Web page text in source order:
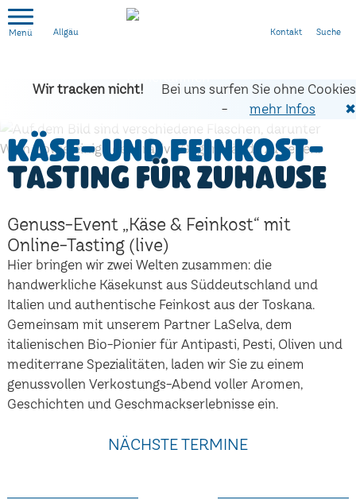
Allgäu
Wir tracken nicht!
Bei uns surfen Sie ohne Cookies
-
mehr Infos ✖
Käse- und Feinkost-
Tasting für zuhause
Genuss-Event „Käse & Feinkost“ mit
Online-Tasting (live)
Hier bringen wir zwei Welten zusammen: die
handwerkliche Käsekunst aus Süddeutschland und
Italien und authentische Feinkost aus der Toskana.
Gemeinsam mit unserem Partner LaSelva, dem
italienischen Bio-Pionier für Antipasti, Pesti, Oliven und
mediterrane Spezialitäten, laden wir Sie zu einem
genussvollen Verkostungs-Abend voller Aromen,
Geschichten und Geschmackserlebnisse ein.
NÄCHSTE TERMINE